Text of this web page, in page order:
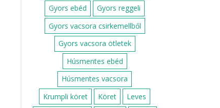
Gyors ebéd
Gyors reggeli
Gyors vacsora csirkemellből
Gyors vacsora ötletek
Húsmentes ebéd
Húsmentes vacsora
Krumpli köret
Köret
Leves